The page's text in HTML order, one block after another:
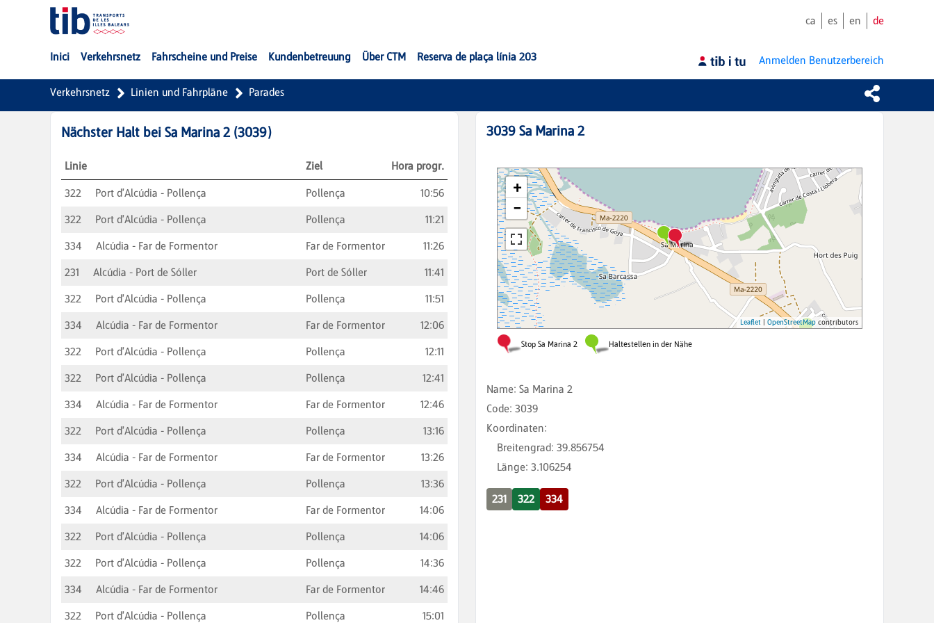
Zum Hauptinhalt springen
ca es en de
Inici Verkehrsnetz Fahrscheine und Preise Kundenbetreuung Über CTM Reserva de plaça línia 203 Anmelden Benutzerbereich
Verkehrsnetz Linien und Fahrpläne Parades
Nächster Halt bei Sa Marina 2 (3039)
Linie Ziel Hora progr.
322 Port d'Alcúdia - Pollença Pollença
10:56
322
Port d'Alcúdia - Pollença Pollença
11:21
334
Alcúdia - Far de Formentor Far de Formentor
11:26
231
Alcúdia - Port de Sóller Port de Sóller
11:41
322
Port d'Alcúdia - Pollença Pollença
11:51
334
Alcúdia - Far de Formentor Far de Formentor
12:06
322
Port d'Alcúdia - Pollença Pollença
12:11
322
Port d'Alcúdia - Pollença Pollença
12:41
334
Alcúdia - Far de Formentor Far de Formentor
12:46
322
Port d'Alcúdia - Pollença Pollença
13:16
334
Alcúdia - Far de Formentor Far de Formentor
13:26
322
Port d'Alcúdia - Pollença Pollença
13:36
334
Alcúdia - Far de Formentor Far de Formentor
14:06
322
Port d'Alcúdia - Pollença Pollença
14:06
322
Port d'Alcúdia - Pollença Pollença
14:36
334
Alcúdia - Far de Formentor Far de Formentor
14:46
322
Port d'Alcúdia - Pollença Pollença 15:01
3039 Sa Marina 2
Name: Sa Marina 2
Code: 3039
Koordinaten:
Breitengrad: 39.856754
Länge: 3.106254
231 322 334